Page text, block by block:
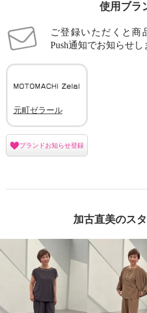
使用ブラ
ご登録いただくと商
Push通知でお知らせし
元町ゼラール
ブランドお知らせ登録
加古直美のス